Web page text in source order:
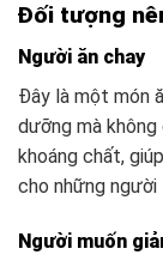
Đối tượng
Người ăn chay
Đây là một món
dưỡng mà
khoáng chất,
cho những người
Người muốn